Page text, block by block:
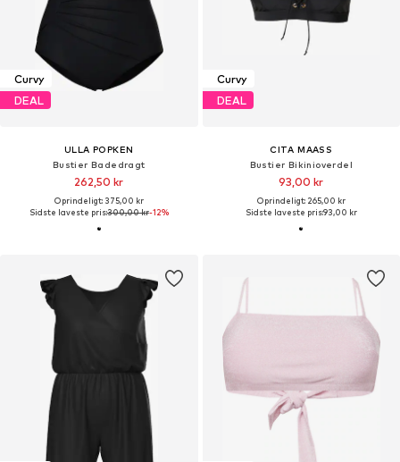
Curvy
DEAL
ULLA POPKEN
Bustier Badedragt
262,50 kr
Oprindeligt: 375,00 kr
Sidste laveste pris:300,00 kr-12%
Curvy
DEAL
CITA MAASS
Bustier Bikinioverdel
93,00 kr
Oprindeligt: 265,00 kr
Sidste laveste pris:93,00 kr